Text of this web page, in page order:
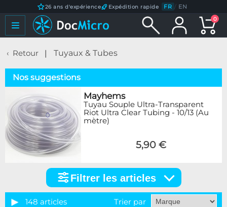
26 ans d'expérience Expédition rapide FR / EN
0
Retour Tuyaux & Tubes
Nos suggestions
Mayhems
Tuyau Souple Ultra-Transparent
Riot Ultra Clear Tubing - 10/13 (Au
mètre)
5,90 €
articles
Filtrer les articles
148 articles Trier par